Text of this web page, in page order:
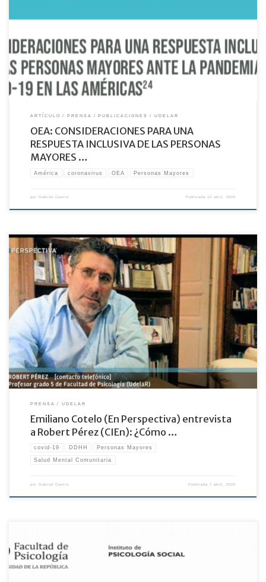
ARTÍCULO PRENSA PUBLICACIONES UDELAR
OEA: CONSIDERACIONES PARA UNA
RESPUESTA INCLUSIVA DE LAS PERSONAS
MAYORES …
América coronavirus OEA Personas Mayores
por Gabriel Castro Publicada 10 abril, 2020
Entrevista En Perspectiva: En esta época de emergencia sanitaria por el nuevo
coronavirus las personas mayores de 65 años, que son población de riesgo, deben
permanecer físicamente distanciadas. Y eso es todo un desafío.
PRENSA UDELAR
Emiliano Cotelo (En Perspectiva) entrevista
a Robert Pérez (CIEn): ¿Cómo …
covid-19 DDHH Personas Mayores
Salud Mental Comunitaria
por Gabriel Castro Publicada 7 abril, 2020